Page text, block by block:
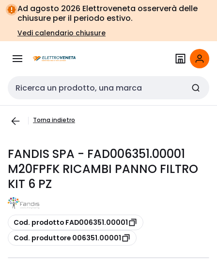
Vai alla
navigazione
Vai
alla
pagina
Ad agosto 2026 Elettroveneta osserverà delle
chiusure per il periodo estivo.
Vedi calendario chiusure
Cerca input
Torna indietro
FANDIS SPA - FAD006351.00001
M20FPFK RICAMBI PANNO FILTRO
KIT 6 PZ
copia
Cod. prodotto FAD006351.00001
copia
Cod. produttore 006351.00001